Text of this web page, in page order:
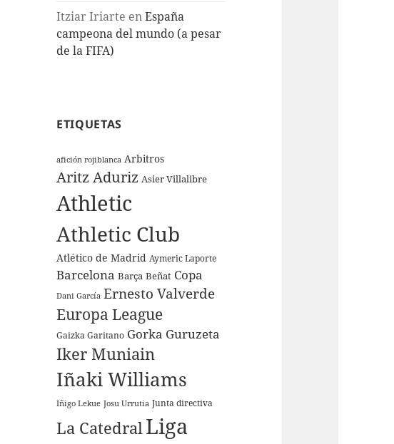
Itziar Iriarte enEspaña
campeona del mundo (a pesar
de la FIFA)
ETIQUETAS
afición rojiblanca Arbitros
Aritz Aduriz Asier Villalibre
Athletic
Athletic Club
Atlético de Madrid Aymeric Laporte
Barcelona Barça Beñat Copa
Dani García Ernesto Valverde
Europa League
Gaizka Garitano Gorka Guruzeta
Iker Muniain
Iñaki Williams
Iñigo Lekue Josu Urrutia Junta directiva
La CatedralLiga